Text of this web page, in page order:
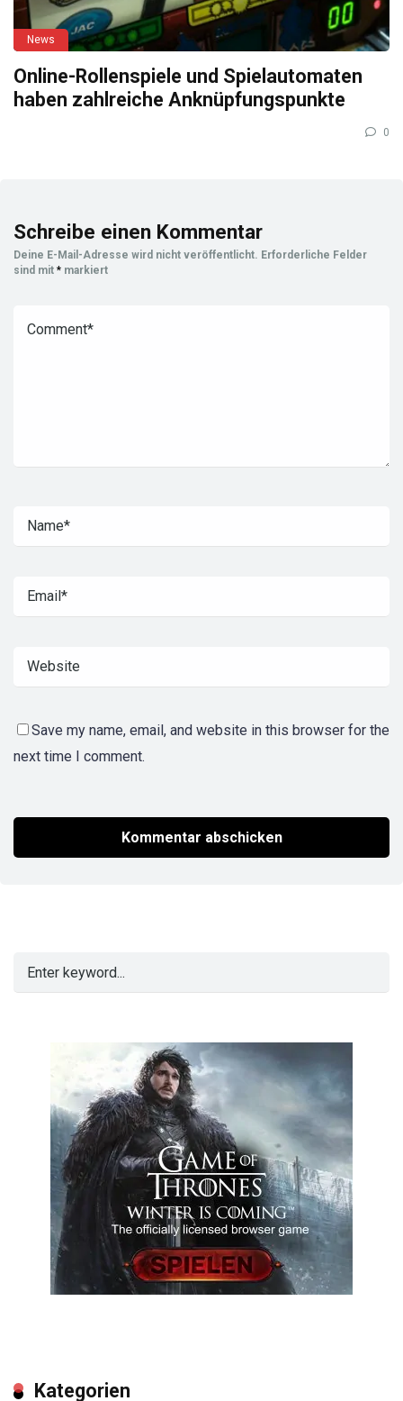
News
Online-Rollenspiele und Spielautomaten
haben zahlreiche Anknüpfungspunkte
0
Schreibe einen Kommentar
Deine E-Mail-Adresse wird nicht veröffentlicht. Erforderliche Felder
sind mit * markiert
Save my name, email, and website in this browser for the
next time I comment.
Kategorien